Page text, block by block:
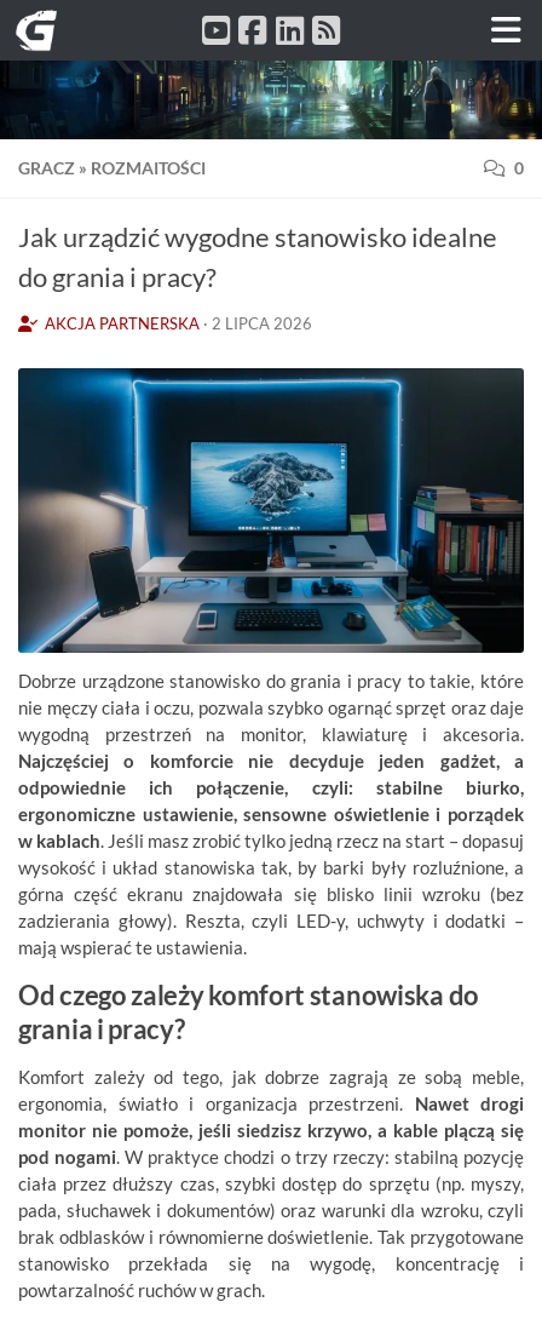
Przeskocz do treści
GRACZ » ROZMAITOŚCI 0
Jak urządzić wygodne stanowisko idealne
do grania i pracy?
AKCJA PARTNERSKA · 2 LIPCA 2026
Dobrze urządzone stanowisko do grania i pracy to takie, które
nie męczy ciała i oczu, pozwala szybko ogarnąć sprzęt oraz daje
wygodną przestrzeń na monitor, klawiaturę i akcesoria.
Najczęściej o komforcie nie decyduje jeden gadżet, a
odpowiednie ich połączenie, czyli: stabilne biurko,
ergonomiczne ustawienie, sensowne oświetlenie i porządek
w kablach. Jeśli masz zrobić tylko jedną rzecz na start – dopasuj
wysokość i układ stanowiska tak, by barki były rozluźnione, a
górna część ekranu znajdowała się blisko linii wzroku (bez
zadzierania głowy). Reszta, czyli LED-y, uchwyty i dodatki –
mają wspierać te ustawienia.
Od czego zależy komfort stanowiska do
grania i pracy?
Komfort zależy od tego, jak dobrze zagrają ze sobą meble,
ergonomia, światło i organizacja przestrzeni. Nawet drogi
monitor nie pomoże, jeśli siedzisz krzywo, a kable plączą się
pod nogami. W praktyce chodzi o trzy rzeczy: stabilną pozycję
ciała przez dłuższy czas, szybki dostęp do sprzętu (np. myszy,
pada, słuchawek i dokumentów) oraz warunki dla wzroku, czyli
brak odblasków i równomierne doświetlenie. Tak przygotowane
stanowisko przekłada się na wygodę, koncentrację i
powtarzalność ruchów w grach.